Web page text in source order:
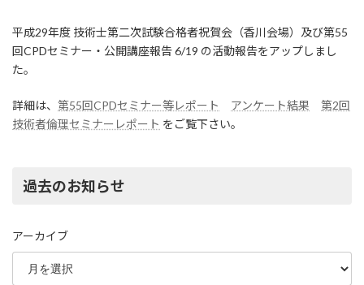
平成29年度 技術士第二次試験合格者祝賀会（香川会場）及び第55
回CPDセミナー・公開講座報告 6/19 の活動報告をアップしまし
た。
詳細は、 第55回CPDセミナー等レポート アンケート結果
第2回
技術者倫理セミナーレポート をご覧下さい。
過去のお知らせ
アーカイブ